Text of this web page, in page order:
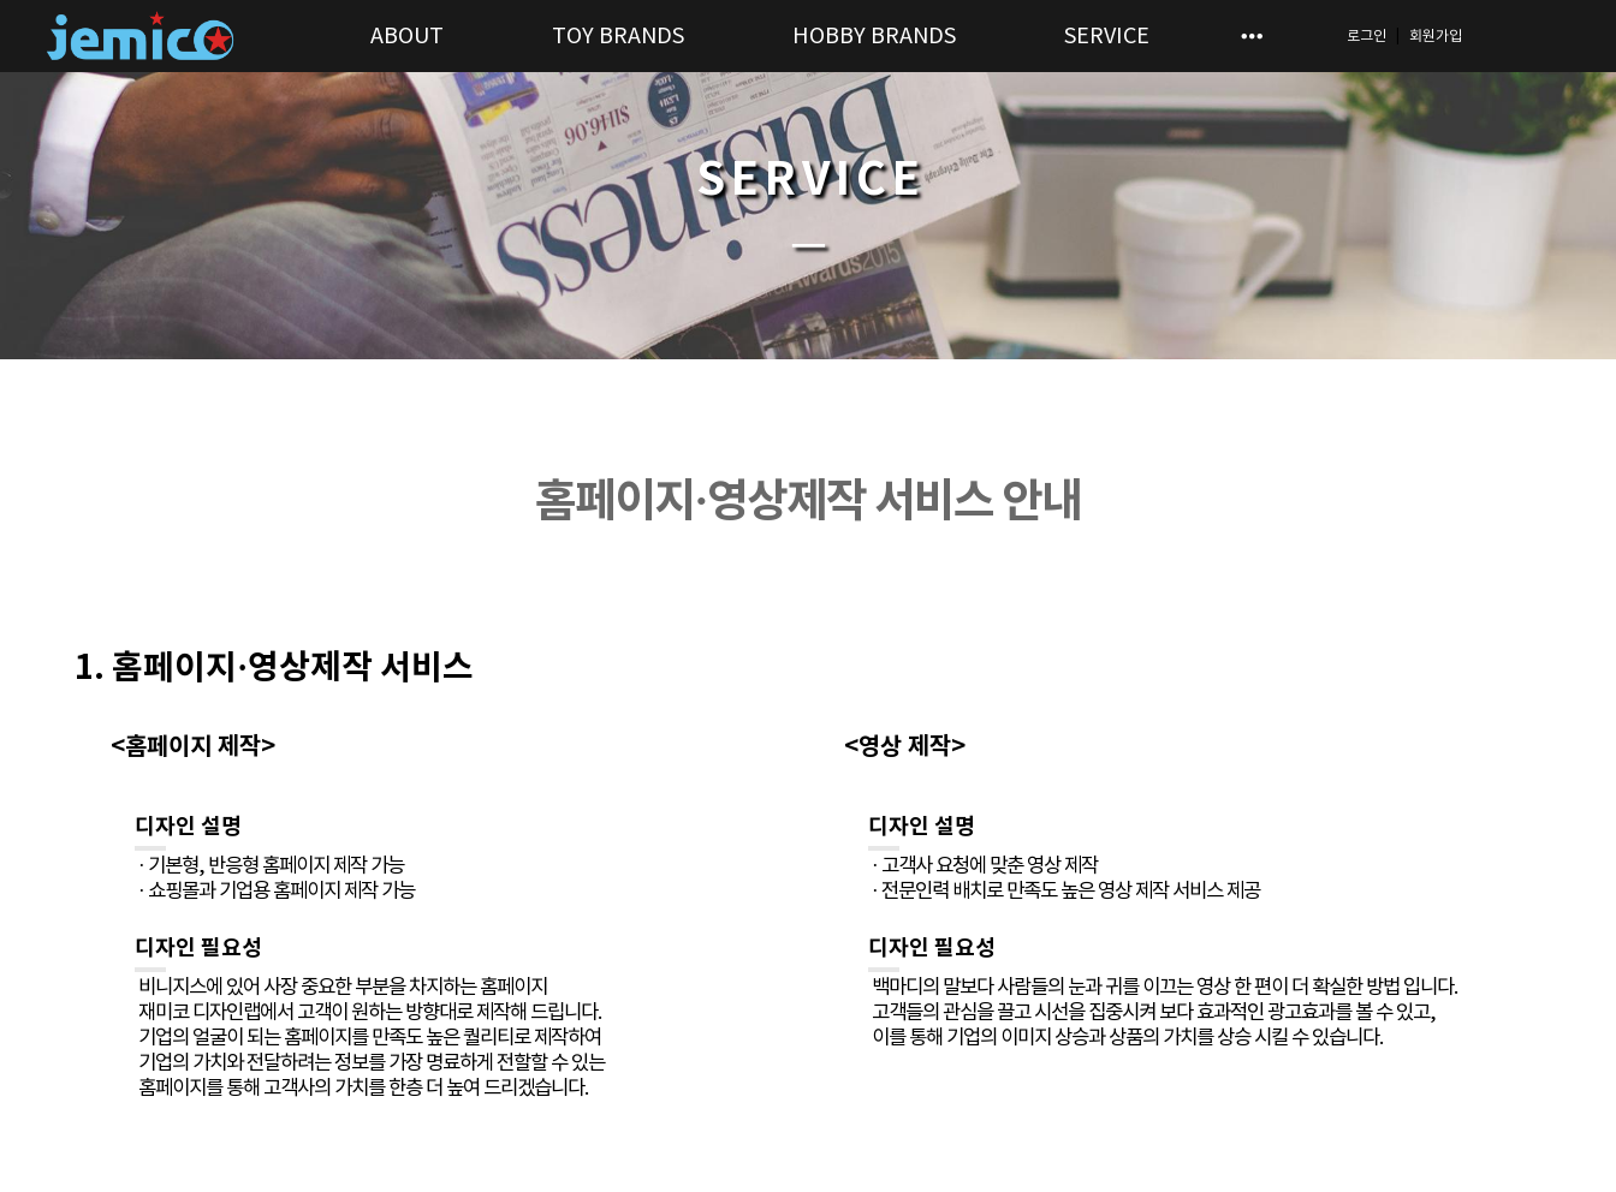
ABOUT TOY BRANDS HOBBY BRANDS SERVICE 로그인 회원가입
SERVICE
─
홈페이지·영상제작 서비스 안내
1. 홈페이지·영상제작 서비스
<홈페이지 제작> <영상 제작>
디자인 설명
· 기본형, 반응형 홈페이지 제작 가능
· 쇼핑몰과 기업용 홈페이지 제작 가능
디자인 필요성
비니지스에 있어 사장 중요한 부분을 차지하는 홈페이지
재미코 디자인랩에서 고객이 원하는 방향대로 제작해 드립니다.
기업의 얼굴이 되는 홈페이지를 만족도 높은 퀄리티로 제작하여
기업의 가치와 전달하려는 정보를 가장 명료하게 전할할 수 있는
홈페이지를 통해 고객사의 가치를 한층 더 높여 드리겠습니다.
디자인 설명
· 고객사 요청에 맞춘 영상 제작
· 전문인력 배치로 만족도 높은 영상 제작 서비스 제공
디자인 필요성
백마디의 말보다 사람들의 눈과 귀를 이끄는 영상 한 편이 더 확실한 방법 입니다.
고객들의 관심을 끌고 시선을 집중시켜 보다 효과적인 광고효과를 볼 수 있고,
이를 통해 기업의 이미지 상승과 상품의 가치를 상승 시킬 수 있습니다.